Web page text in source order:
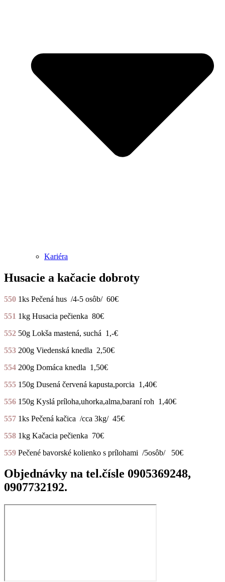
Kariéra
Husacie a kačacie dobroty
550 1ks Pečená hus /4-5 osôb/ 60€
551 1kg Husacia pečienka 80€
552 50g Lokša mastená, suchá 1,-€
553 200g Viedenská knedla 2,50€
554 200g Domáca knedla 1,50€
555 150g Dusená červená kapusta,porcia 1,40€
556 150g Kyslá príloha,uhorka,alma,baraní roh 1,40€
557 1ks Pečená kačica /cca 3kg/ 45€
558 1kg Kačacia pečienka 70€
559 Pečené bavorské kolienko s prílohami /5osôb/ 50€
Objednávky na tel.čísle 0905369248,
0907732192.